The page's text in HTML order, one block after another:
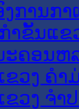
ງການກ
າຂັ້ນແຂ
ະ​ຄອນ​ຫ
ຂວງ ຄໍາ
ຂວງ ຈໍາ